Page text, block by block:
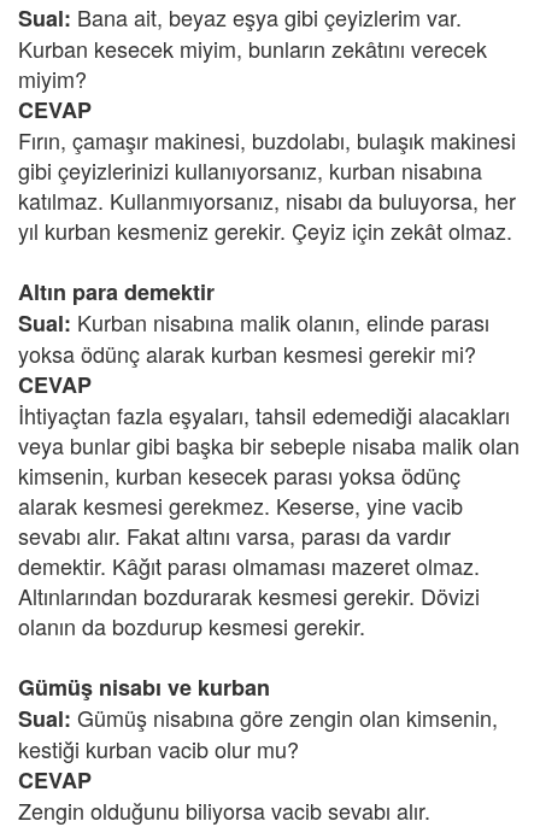
Sual: Bana ait, beyaz eşya gibi çeyizlerim var.
Kurban kesecek miyim, bunların zekâtını verecek
miyim?
CEVAP
Fırın, çamaşır makinesi, buzdolabı, bulaşık makinesi
gibi çeyizlerinizi kullanıyorsanız, kurban nisabına
katılmaz. Kullanmıyorsanız, nisabı da buluyorsa, her
yıl kurban kesmeniz gerekir. Çeyiz için zekât olmaz.
Altın para demektir
Sual: Kurban nisabına malik olanın, elinde parası
yoksa ödünç alarak kurban kesmesi gerekir mi?
CEVAP
İhtiyaçtan fazla eşyaları, tahsil edemediği alacakları
veya bunlar gibi başka bir sebeple nisaba malik olan
kimsenin, kurban kesecek parası yoksa ödünç
alarak kesmesi gerekmez. Keserse, yine vacib
sevabı alır. Fakat altını varsa, parası da vardır
demektir. Kâğıt parası olmaması mazeret olmaz.
Altınlarından bozdurarak kesmesi gerekir. Dövizi
olanın da bozdurup kesmesi gerekir.
Gümüş nisabı ve kurban
Sual: Gümüş nisabına göre zengin olan kimsenin,
kestiği kurban vacib olur mu?
CEVAP
Zengin olduğunu biliyorsa vacib sevabı alır.